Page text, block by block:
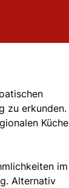
zu erkunden.
Küche
im
Alternativ